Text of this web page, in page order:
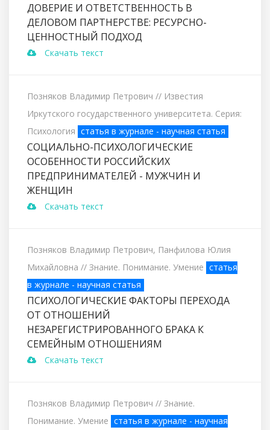
ДОВЕРИЕ И ОТВЕТСТВЕННОСТЬ В
ДЕЛОВОМ ПАРТНЕРСТВЕ: РЕСУРСНО-
ЦЕННОСТНЫЙ ПОДХОД
Скачать текст
Позняков Владимир Петрович // Известия
Иркутского государственного университета. Серия:
Психология статья в журнале - научная статья
СОЦИАЛЬНО-ПСИХОЛОГИЧЕСКИЕ
ОСОБЕННОСТИ РОССИЙСКИХ
ПРЕДПРИНИМАТЕЛЕЙ - МУЖЧИН И
ЖЕНЩИН
Скачать текст
Позняков Владимир Петрович, Панфилова Юлия
Михайловна // Знание. Понимание. Умение статья
в журнале - научная статья
ПСИХОЛОГИЧЕСКИЕ ФАКТОРЫ ПЕРЕХОДА
ОТ ОТНОШЕНИЙ
НЕЗАРЕГИСТРИРОВАННОГО БРАКА К
СЕМЕЙНЫМ ОТНОШЕНИЯМ
Скачать текст
Позняков Владимир Петрович // Знание.
Понимание. Умение статья в журнале - научная